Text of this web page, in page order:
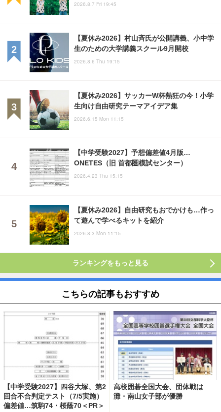
2026.8.7 Fri 19:45
【夏休み2026】村山斉氏が公開講義、小中学
生のための大学講義スクール9月開校
2026.8.6 Thu 19:15
【夏休み2026】サッカーW杯熱狂の今！小学
生向け自由研究テーマアイデア集
2026.6.15 Mon 11:15
【中学受験2027】予想偏差値4月版…
ONETES（旧 首都圏模試センター）
2026.4.23 Thu 15:15
【夏休み2026】自由研究もおでかけも…作っ
て遊んで学べるキットを紹介
2026.8.3 Mon 11:15
ランキングをもっと見る
こちらの記事もおすすめ
【中学受験2027】四谷大塚、第2
回合不合判定テスト（7/5実施）
偏差値…筑駒74・桜蔭70＜PR＞
高校囲碁全国大会、団体戦は
灘・南山女子部が優勝